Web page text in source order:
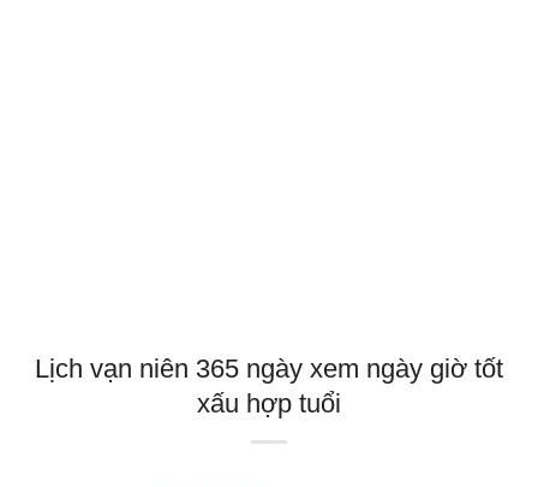
Lịch vạn niên 365 ngày xem ngày giờ tốt
xấu hợp tuổi